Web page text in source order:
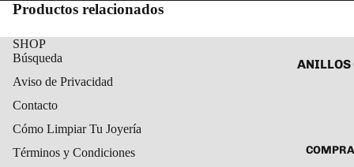
DIJES Y
SET DE
ANILLOS
Productos relacionados
SHOP
Búsqueda
Aviso de Privacidad
Contacto
Cómo Limpiar Tu Joyería
Términos y Condiciones